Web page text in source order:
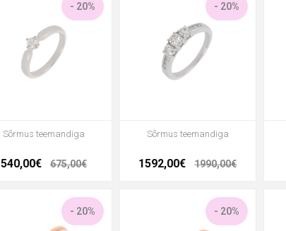
- 20%
Sõrmus teemandiga
540,00€ 675,00€
- 20%
Sõrmus teemandiga
1592,00€ 1990,00€
- 20% - 20%